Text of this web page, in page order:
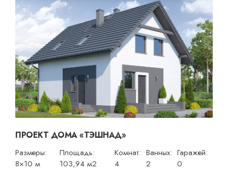
ПРОЕКТ ДОМА «ТЭШНАД»
Размеры:
8×10 м
Площадь:
103,94 м2
Комнат:
4
Ванных:
2
Гаражей:
0